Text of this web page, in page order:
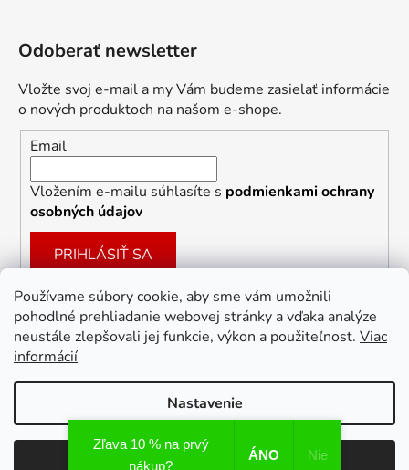
Používame súbory cookie, aby sme vám umožnili
pohodlné prehliadanie webovej stránky a vďaka analýze
neustále zlepšovali jej funkcie, výkon a použiteľnosť. Viac
informácií
Nastavenie
Odmietnuť Súhlasím
Odoberať newsletter
Vložte svoj e-mail a my Vám budeme zasielať informácie
o nových produktoch na našom e-shope.
Email
Vložením e-mailu súhlasíte s podmienkami ochrany
osobných údajov
PRIHLÁSIŤ SA
Facebook
Vytvoril Shoptet
Zľava 10 % na prvý
nákup?
ÁNO Nie